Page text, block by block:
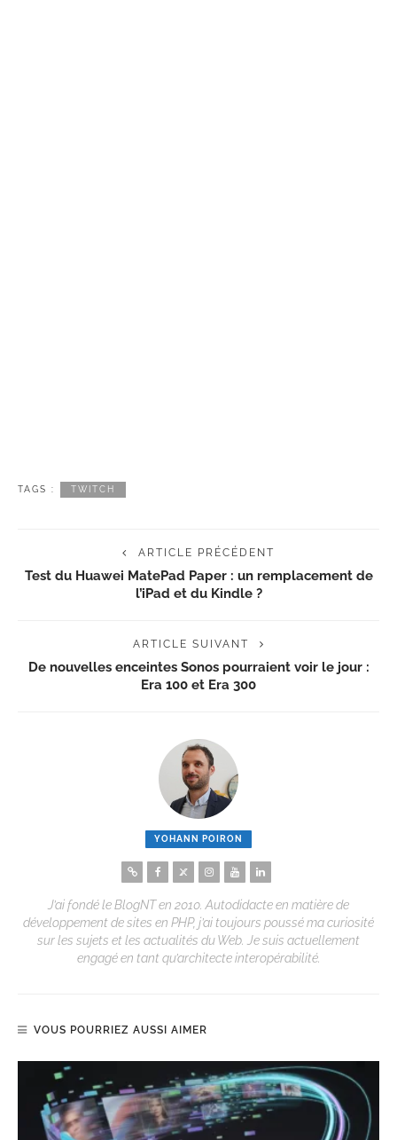
TAGS : TWITCH
ARTICLE PRÉCÉDENT
Test du Huawei MatePad Paper : un remplacement de
l’iPad et du Kindle ?
ARTICLE SUIVANT
De nouvelles enceintes Sonos pourraient voir le jour :
Era 100 et Era 300
YOHANN POIRON
J’ai fondé le BlogNT en 2010. Autodidacte en matière de
développement de sites en PHP, j’ai toujours poussé ma curiosité
sur les sujets et les actualités du Web. Je suis actuellement
engagé en tant qu’architecte interopérabilité.
VOUS POURRIEZ AUSSI AIMER